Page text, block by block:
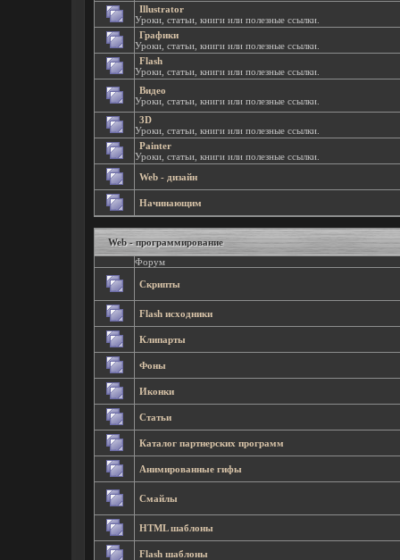
Illustrator
Уроки, статьи, книги или полезные ссылки.
Графики
Уроки, статьи, книги или полезные ссылки.
Flash
Уроки, статьи, книги или полезные ссылки.
Видео
Уроки, статьи, книги или полезные ссылки.
3D
Уроки, статьи, книги или полезные ссылки.
Painter
Уроки, статьи, книги или полезные ссылки.
Web - дизайн
Начинающим
Web - программирование
Форум
Скрипты
Flash исходники
Клипарты
Фоны
Иконки
Статьи
Каталог партнерских программ
Анимированные гифы
Смайлы
HTML шаблоны
Flash шаблоны